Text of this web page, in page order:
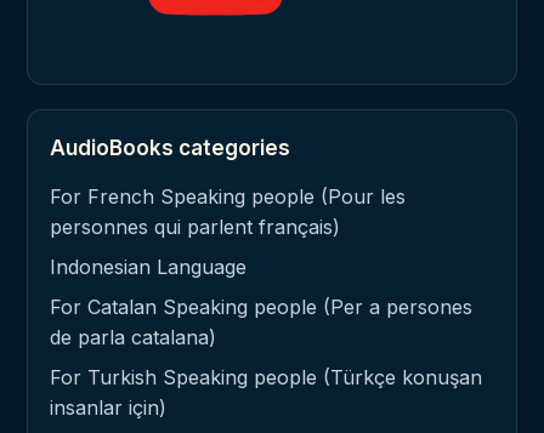
AudioBooks categories
For French Speaking people (Pour les
personnes qui parlent français)
Indonesian Language
For Catalan Speaking people (Per a persones
de parla catalana)
For Turkish Speaking people (Türkçe konuşan
insanlar için)